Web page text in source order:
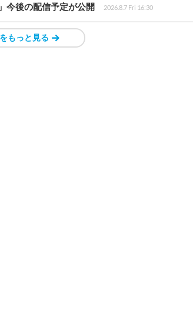
今後の配信予定が公開
2026.8.7 Fri 16:30
もっと見る